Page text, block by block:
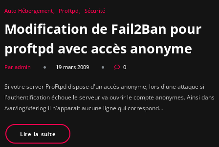
Auto Hébergement Proftpd Sécurité
Modification de Fail2Ban pour
proftpd avec accès anonyme
Par admin 19 mars 2009 0
Si votre server ProFtpd dispose d'un accès anonyme, lors d'une attaque si
l'authentification échoue le serveur va ouvrir le compte anonymes. Ainsi dans
/var/log/xferlog il n'apparait aucune ligne qui correspond…
Lire la suite